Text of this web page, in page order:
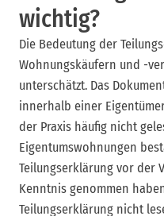
wichtig?
Die Bedeutung der
Wohnungskäufern und -
unterschätzt. Das
innerhalb einer
der Praxis häufig nicht
Eigentumswohnungen
Teilungserklärung vor der
Kenntnis genommen
Teilungserklärung nicht